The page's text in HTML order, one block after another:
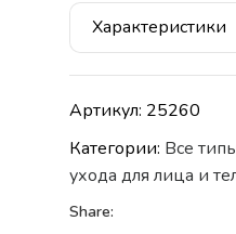
Характеристики
Артикул: 25260
Категории: Все
ухода для лица и
Share: